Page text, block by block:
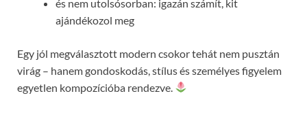
és nem utolsósorban: igazán számít, kit
ajándékozol meg
Egy jól megválasztott modern csokor tehát nem pusztán
virág – hanem gondoskodás, stílus és személyes figyelem
egyetlen kompozícióba rendezve.